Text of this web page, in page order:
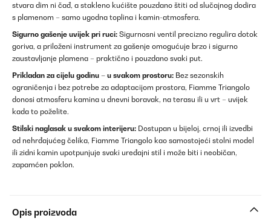
stvara dim ni čađ, a stakleno kućište pouzdano štiti od slučajnog dodira
s plamenom – samo ugodna toplina i kamin-atmosfera.
Sigurno gašenje uvijek pri ruci: Sigurnosni ventil precizno regulira dotok
goriva, a priloženi instrument za gašenje omogućuje brzo i sigurno
zaustavljanje plamena – praktično i pouzdano svaki put.
Prikladan za cijelu godinu – u svakom prostoru: Bez sezonskih
ograničenja i bez potrebe za adaptacijom prostora, Fiamme Triangolo
donosi atmosferu kamina u dnevni boravak, na terasu ili u vrt – uvijek
kada to poželite.
Stilski naglasak u svakom interijeru: Dostupan u bijeloj, crnoj ili izvedbi
od nehrđajućeg čelika, Fiamme Triangolo kao samostojeći stolni model
ili zidni kamin upotpunjuje svaki uređajni stil i može biti i neobičan,
zapamćen poklon.
Opis proizvoda